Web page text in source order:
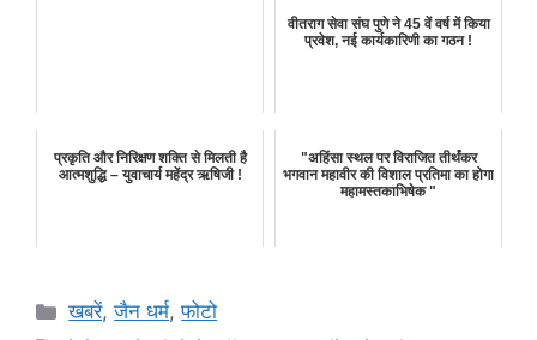
वीतराग सेवा संघ पुणे ने 45 वें वर्ष में किया
प्रवेश, नई कार्यकारिणी का गठन !
प्रकृति और निरिक्षण शक्ति से मिलती है
आत्मशुद्धि – युवाचार्य महेंद्र ऋषिजी !
"अहिंसा स्थल पर विराजित तीर्थंकर
भगवान महावीर की विशाल प्रतिमा का होगा
महामस्तकाभिषेक "
Categories
खबरें,जैन धर्म,फोटो